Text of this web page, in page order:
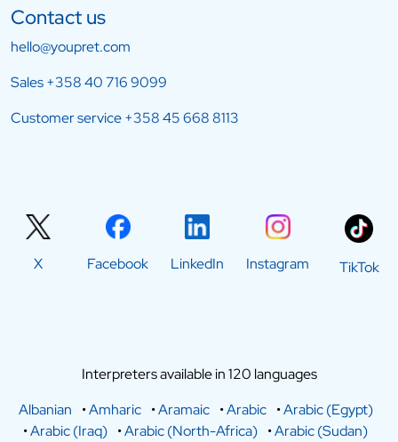
Contact us
hello@youpret.com
Sales+358 40 716 9099
Customer service+358 45 668 8113
X Facebook LinkedIn Instagram TikTok
Interpreters available in 120 languages
Albanian
•Amharic •Aramaic •Arabic •Arabic (Egypt)
•Arabic (Iraq) •Arabic (North-Africa) •Arabic (Sudan)